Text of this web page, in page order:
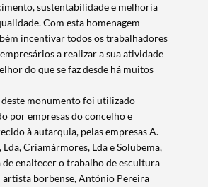
sustentabilidade e melhoria
Com esta homenagem
incentivar todos os trabalhadores
a realizar a sua atividade
do que se faz desde há muitos
deste monumento foi utilizado
por empresas do concelho e
à autarquia, pelas empresas A.
Criamármores, Lda e Solubema,
de enaltecer o trabalho de escultura
borbense, António Pereira